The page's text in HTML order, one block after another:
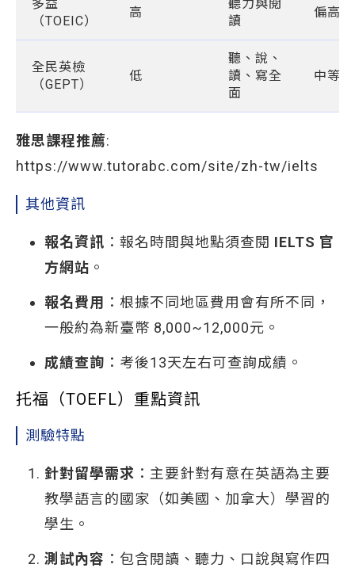
多益
（TOEIC）
高
聽力與閱
讀
偏高
全民英檢
（GEPT）
低
聽、說、
讀、寫全
面
中等
雅思課程推薦:
https://www.tutorabc.com/site/zh-tw/ielts
其他資訊
報名資訊 ：報名時間與地點須查閱 IELTS 官
方網站 。
報名費用 ：根據不同地區費用會有所不同，
一般約為新臺幣 8,000~12,000元。
成績查詢 ：考後13天左右可查詢成績。
托福（TOEFL）重點資訊
測驗特點
針對留學需求 ：主要針對有意在英語為主要
教學語言的國家（如美國、加拿大）學習的
學生。
測試內容 ：包含閱讀、聽力、口說與寫作四